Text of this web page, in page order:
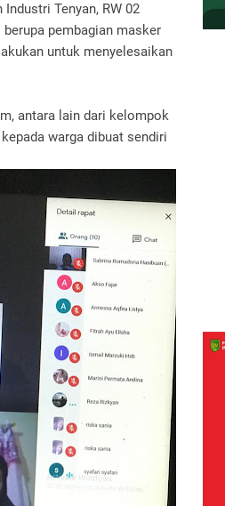
Tenyan, RW 02
pembagian masker
untuk menyelesaikan
antara lain dari kelompok
warga dibuat sendiri